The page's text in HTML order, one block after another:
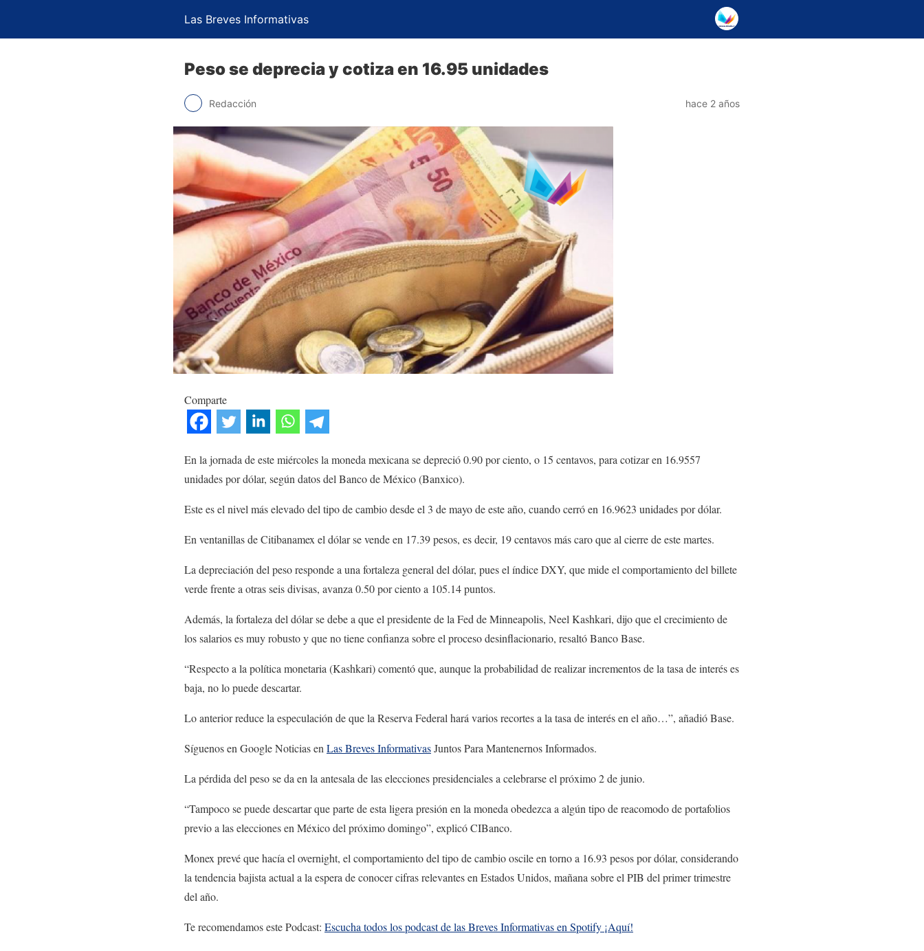
Las Breves Informativas
Peso se deprecia y cotiza en 16.95 unidades
Redacción hace 2 años
Comparte
En la jornada de este miércoles la moneda mexicana se depreció 0.90 por ciento, o 15 centavos, para cotizar en 16.9557
unidades por dólar, según datos del Banco de México (Banxico).
Este es el nivel más elevado del tipo de cambio desde el 3 de mayo de este año, cuando cerró en 16.9623 unidades por dólar.
En ventanillas de Citibanamex el dólar se vende en 17.39 pesos, es decir, 19 centavos más caro que al cierre de este martes.
La depreciación del peso responde a una fortaleza general del dólar, pues el índice DXY, que mide el comportamiento del billete
verde frente a otras seis divisas, avanza 0.50 por ciento a 105.14 puntos.
Además, la fortaleza del dólar se debe a que el presidente de la Fed de Minneapolis, Neel Kashkari, dijo que el crecimiento de
los salarios es muy robusto y que no tiene confianza sobre el proceso desinflacionario, resaltó Banco Base.
“Respecto a la política monetaria (Kashkari) comentó que, aunque la probabilidad de realizar incrementos de la tasa de interés es
baja, no lo puede descartar.
Lo anterior reduce la especulación de que la Reserva Federal hará varios recortes a la tasa de interés en el año…”, añadió Base.
Síguenos en Google Noticias en Las Breves InformativasJuntos Para Mantenernos Informados.
La pérdida del peso se da en la antesala de las elecciones presidenciales a celebrarse el próximo 2 de junio.
“Tampoco se puede descartar que parte de esta ligera presión en la moneda obedezca a algún tipo de reacomodo de portafolios
previo a las elecciones en México del próximo domingo”, explicó CIBanco.
Monex prevé que hacía el overnight, el comportamiento del tipo de cambio oscile en torno a 16.93 pesos por dólar, considerando
la tendencia bajista actual a la espera de conocer cifras relevantes en Estados Unidos, mañana sobre el PIB del primer trimestre
del año.
Te recomendamos este Podcast: Escucha todos los podcast de las Breves Informativas en Spotify ¡Aquí!